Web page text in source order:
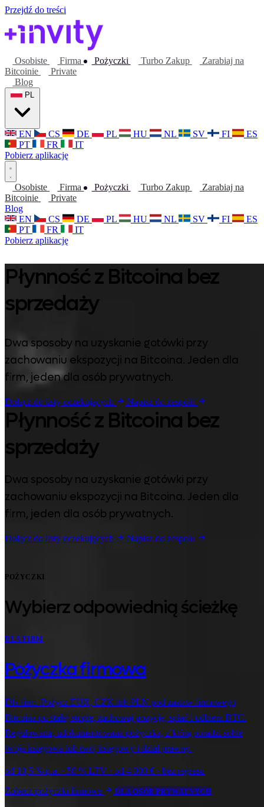
Przejdź do treści
Osobiste Firma Pożyczki Turbo Zakup
Zarabiaj na
Bitcoinie
Private
Blog
EN CS DE PL HU NL SV FI
ES
PT
FR
IT
Pobierz aplikację
Osobiste Firma Pożyczki Turbo Zakup
Zarabiaj na
Bitcoinie
Private
Blog
EN
CS DE PL HU NL SV FI
ES
PT
FR
IT
Pobierz aplikację
Płynność z Bitcoina bez
sprzedaży
Dwa sposoby na uzyskanie gotówki przy
zachowaniu ekspozycji na Bitcoina. Jeden dla
firm, jeden dla osób prywatnych.
Dołącz do listy oczekujących Napisz do zespołu
Płynność z Bitcoina bez
sprzedaży
Dwa sposoby na uzyskanie gotówki przy
zachowaniu ekspozycji na Bitcoina. Jeden dla
firm, jeden dla osób prywatnych.
Dołącz do listy oczekujących Napisz do zespołu
POŻYCZKI
Wybierz odpowiednią ścieżkę
DLA FIRM
Pożyczka firmowa
Dla firm. Pożycz EUR, CZK lub PLN pod zastaw firmowego
Bitcoina po stałej stopie, zachowaj pozycję, spłać i odbierz BTC.
Regulowana, udokumentowana pożyczka, z którą poradzi sobie
twoja księgowa lub twój księgowy i dział prawny.
od 10,5 % p.a. · 50 % LTV · od 4 000 € · bez regresu
Zobacz pożyczki firmowe
DLA OSÓB PRYWATNYCH